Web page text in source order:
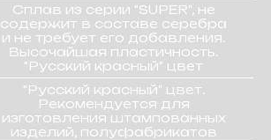
Сплав из серии "SUPER", не
содержит в составе серебра
и не требует его добавления.
Высочайшая пластичность.
"Русский красный" цвет
"Русский красный" цвет.
Рекомендуется для
изготовления штампованных
изделий, полуфабрикатов